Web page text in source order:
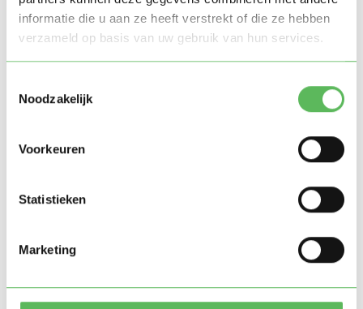
informatie die u aan ze heeft verstrekt of die ze hebben
verzameld op basis van uw gebruik van hun services.
Noodzakelijk
Voorkeuren
Statistieken
Marketing